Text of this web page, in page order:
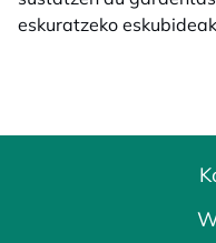
eskuratzeko